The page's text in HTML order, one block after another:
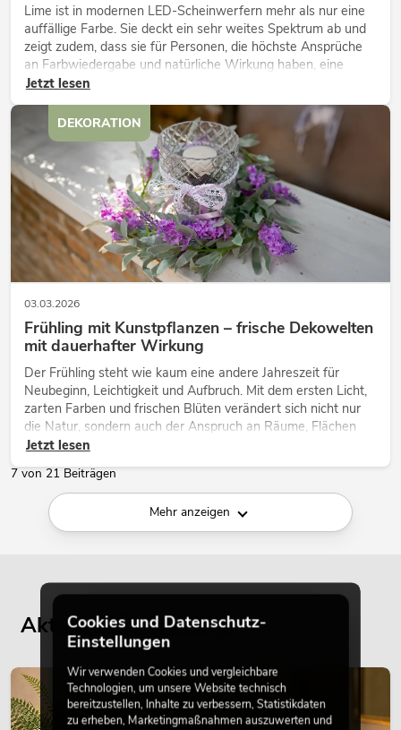
Lime ist in modernen LED-Scheinwerfern mehr als nur eine
auffällige Farbe. Sie deckt ein sehr weites Spektrum ab und
zeigt zudem, dass sie für Personen, die höchste Ansprüche
an Farbwiedergabe und natürliche Wirkung haben, eine
technisch wichtige Ergänzung ist.
Jetzt lesen
03.03.2026
Frühling mit Kunstpflanzen – frische Dekowelten
mit dauerhafter Wirkung
Der Frühling steht wie kaum eine andere Jahreszeit für
Neubeginn, Leichtigkeit und Aufbruch. Mit dem ersten Licht,
zarten Farben und frischen Blüten verändert sich nicht nur
die Natur, sondern auch der Anspruch an Räume, Flächen
und Inszenierungen.
Jetzt lesen
DEKORATION
7 von 21 Beiträgen
Mehr anzeigen
Aktuelle Blogbeiträge
DEKORATION
Cookies und Datenschutz-
Einstellungen
Wir verwenden Cookies und vergleichbare
Technologien, um unsere Website technisch
bereitzustellen, Inhalte zu verbessern, Statistikdaten
zu erheben, Marketingmaßnahmen auszuwerten und